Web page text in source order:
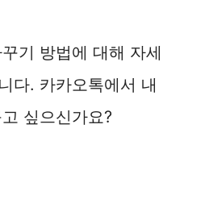
기 방법에 대해 자세
다. 카카오톡에서 내
싶으신가요?